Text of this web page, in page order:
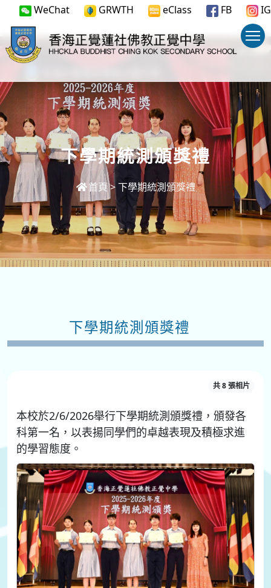
WeChat GRWTH eClass FB IG
下學期統測頒獎禮
首頁> 下學期統測頒獎禮
下學期統測頒獎禮
共 8 張相片
本校於2/6/2026舉行下學期統測頒獎禮，頒發各
科第一名，以表揚同學們的卓越表現及積極求進
的學習態度。